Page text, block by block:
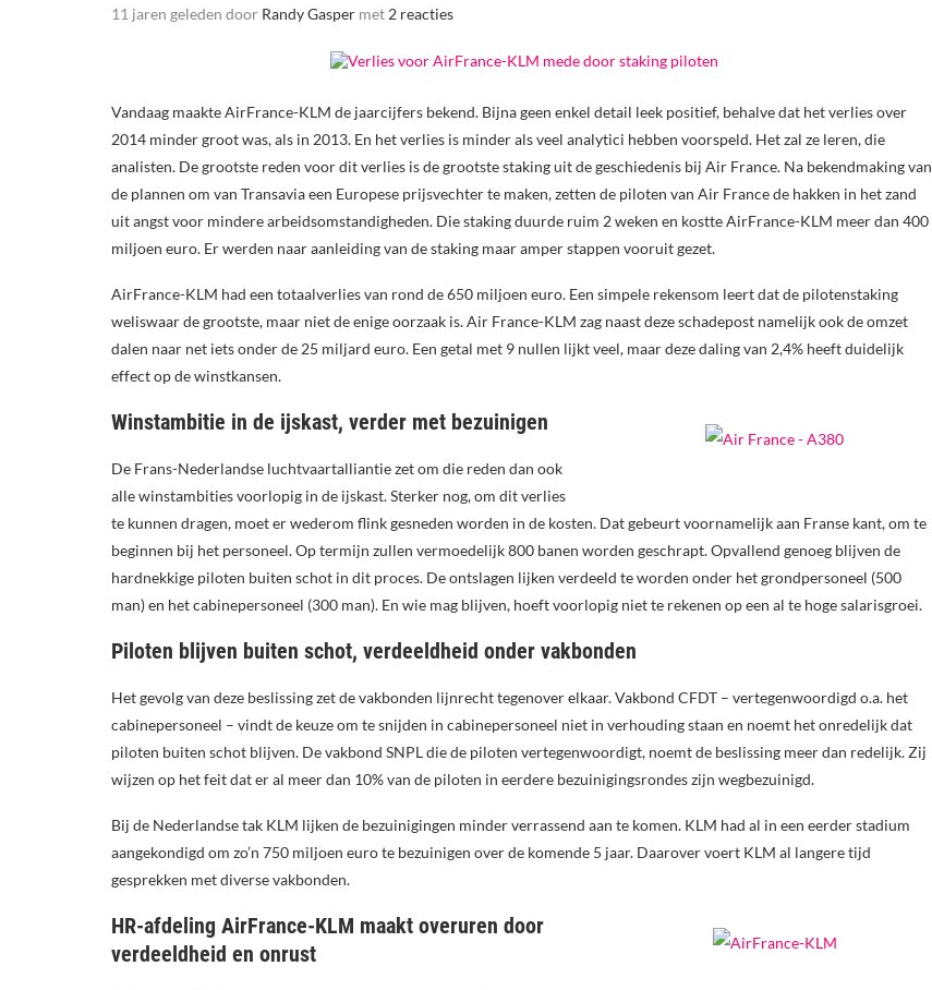
11 jaren geleden door Randy Gasper met 2 reacties
Vandaag maakte AirFrance-KLM de jaarcijfers bekend. Bijna geen enkel detail leek positief, behalve dat het verlies over
2014 minder groot was, als in 2013. En het verlies is minder als veel analytici hebben voorspeld. Het zal ze leren, die
analisten. De grootste reden voor dit verlies is de grootste staking uit de geschiedenis bij Air France. Na bekendmaking van
de plannen om van Transavia een Europese prijsvechter te maken, zetten de piloten van Air France de hakken in het zand
uit angst voor mindere arbeidsomstandigheden. Die staking duurde ruim 2 weken en kostte AirFrance-KLM meer dan 400
miljoen euro. Er werden naar aanleiding van de staking maar amper stappen vooruit gezet.
AirFrance-KLM had een totaalverlies van rond de 650 miljoen euro. Een simpele rekensom leert dat de pilotenstaking
weliswaar de grootste, maar niet de enige oorzaak is. Air France-KLM zag naast deze schadepost namelijk ook de omzet
dalen naar net iets onder de 25 miljard euro. Een getal met 9 nullen lijkt veel, maar deze daling van 2,4% heeft duidelijk
effect op de winstkansen.
Winstambitie in de ijskast, verder met bezuinigen
De Frans-Nederlandse luchtvaartalliantie zet om die reden dan ook
alle winstambities voorlopig in de ijskast. Sterker nog, om dit verlies
te kunnen dragen, moet er wederom flink gesneden worden in de kosten. Dat gebeurt voornamelijk aan Franse kant, om te
beginnen bij het personeel. Op termijn zullen vermoedelijk 800 banen worden geschrapt. Opvallend genoeg blijven de
hardnekkige piloten buiten schot in dit proces. De ontslagen lijken verdeeld te worden onder het grondpersoneel (500
man) en het cabinepersoneel (300 man). En wie mag blijven, hoeft voorlopig niet te rekenen op een al te hoge salarisgroei.
Piloten blijven buiten schot, verdeeldheid onder vakbonden
Het gevolg van deze beslissing zet de vakbonden lijnrecht tegenover elkaar. Vakbond CFDT – vertegenwoordigd o.a. het
cabinepersoneel – vindt de keuze om te snijden in cabinepersoneel niet in verhouding staan en noemt het onredelijk dat
piloten buiten schot blijven. De vakbond SNPL die de piloten vertegenwoordigt, noemt de beslissing meer dan redelijk. Zij
wijzen op het feit dat er al meer dan 10% van de piloten in eerdere bezuinigingsrondes zijn wegbezuinigd.
Bij de Nederlandse tak KLM lijken de bezuinigingen minder verrassend aan te komen. KLM had al in een eerder stadium
aangekondigd om zo’n 750 miljoen euro te bezuinigen over de komende 5 jaar. Daarover voert KLM al langere tijd
gesprekken met diverse vakbonden.
HR-afdeling AirFrance-KLM maakt overuren door
verdeeldheid en onrust